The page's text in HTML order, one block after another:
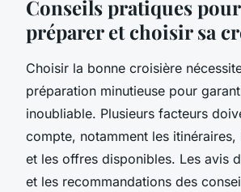
Conseils pratiques
préparer et choisir sa
Choisir la bonne croisière
préparation minutieuse pour
inoubliable. Plusieurs facteurs
compte, notamment les
et les offres disponibles. Les avis
et les recommandations des